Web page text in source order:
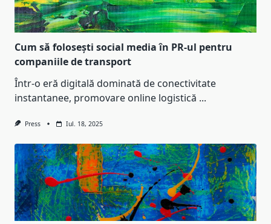
Cum să folosești social media în PR-ul pentru
companiile de transport
Într-o eră digitală dominată de conectivitate
instantanee, promovare online logistică ...
Press Iul. 18, 2025